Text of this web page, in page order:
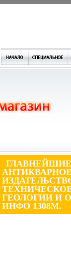
ГЕОЛОГИИ И
ИНФО 1308M.